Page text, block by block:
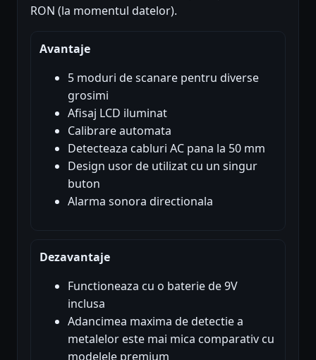
RON (la momentul datelor).
Avantaje
5 moduri de scanare pentru diverse
grosimi
Afisaj LCD iluminat
Calibrare automata
Detecteaza cabluri AC pana la 50 mm
Design usor de utilizat cu un singur
buton
Alarma sonora directionala
Dezavantaje
Functioneaza cu o baterie de 9V
inclusa
Adancimea maxima de detectie a
metalelor este mai mica comparativ cu
modelele premium